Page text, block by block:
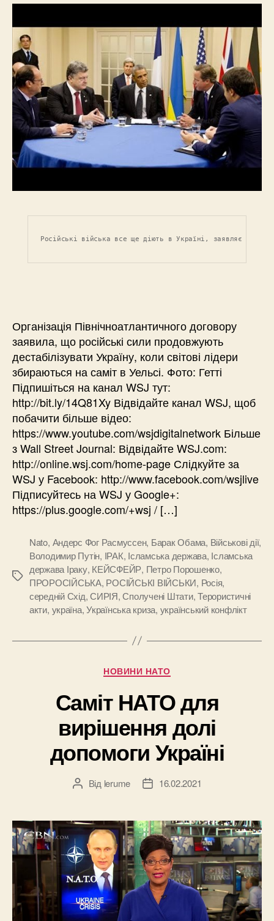
Російські війська все ще діють в Україні, заявляє НАТО
Організація Північноатлантичного договору
заявила, що російські сили продовжують
дестабілізувати Україну, коли світові лідери
збираються на саміт в Уельсі. Фото: Гетті
Підпишіться на канал WSJ тут:
http://bit.ly/14Q81Xy Відвідайте канал WSJ, щоб
побачити більше відео:
https://www.youtube.com/wsjdigitalnetwork Більше
з Wall Street Journal: Відвідайте WSJ.com:
http://online.wsj.com/home-page Слідкуйте за
WSJ у Facebook: http://www.facebook.com/wsjlive
Підписуйтесь на WSJ у Google+:
https://plus.google.com/+wsj / […]
Позначки
Nato, Андерс Фог Расмуссен, Барак Обама, Військові дії,
Володимир Путін, ІРАК, Ісламська держава, Ісламська
держава Іраку, КЕЙСФЕЙР, Петро Порошенко,
ПРОРОСІЙСЬКА, РОСІЙСЬКІ ВІЙСЬКИ, Росія,
середній Схід,СИРІЯ,Сполучені Штати,Терористичні
акти, україна,Українська криза, український конфлікт
Категорії
НОВИНИ НАТО
Саміт НАТО для
вирішення долі
допомоги Україні
Автор
Від lerume
Дата16.02.2021